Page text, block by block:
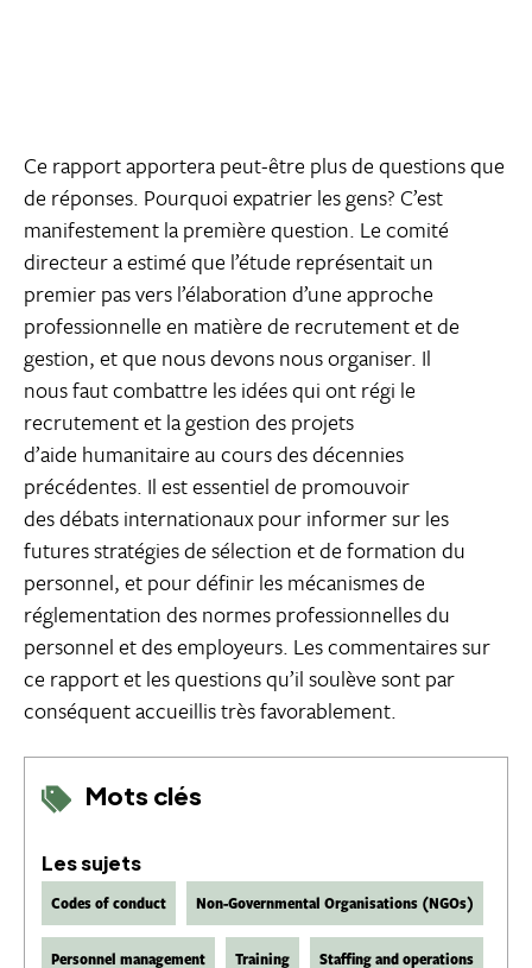
Mots clés
Les sujets
Codes of conduct Non-Governmental Organisations (NGOs)
Personnel management Training Staffing and operations
Ce rapport apportera peut-être plus de questions que
de réponses. Pourquoi expatrier les gens? C’est
manifestement la première question. Le comité
directeur a estimé que l’étude représentait un
premier pas vers l’élaboration d’une approche
professionnelle en matière de recrutement et de
gestion, et que nous devons nous organiser. Il
nous faut combattre les idées qui ont régi le
recrutement et la gestion des projets
d’aide humanitaire au cours des décennies
précédentes. Il est essentiel de promouvoir
des débats internationaux pour informer sur les
futures stratégies de sélection et de formation du
personnel, et pour définir les mécanismes de
réglementation des normes professionnelles du
personnel et des employeurs. Les commentaires sur
ce rapport et les questions qu’il soulève sont par
conséquent accueillis très favorablement.